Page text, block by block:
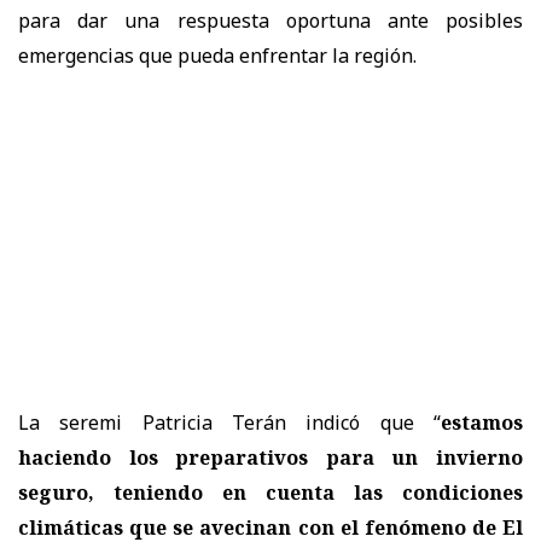
para dar una respuesta oportuna ante posibles
emergencias que pueda enfrentar la región.
La seremi Patricia Terán indicó que “estamos
haciendo los preparativos para un invierno
seguro, teniendo en cuenta las condiciones
climáticas que se avecinan con el fenómeno de El